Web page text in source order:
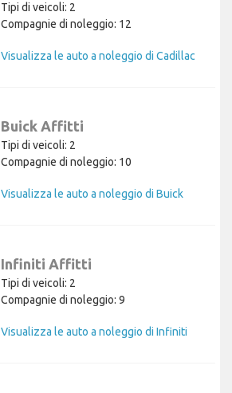
Tipi di veicoli: 2
Compagnie di noleggio: 12
Visualizza le auto a noleggio di Cadillac
Buick Affitti
Tipi di veicoli: 2
Compagnie di noleggio: 10
Visualizza le auto a noleggio di Buick
Infiniti Affitti
Tipi di veicoli: 2
Compagnie di noleggio: 9
Visualizza le auto a noleggio di Infiniti